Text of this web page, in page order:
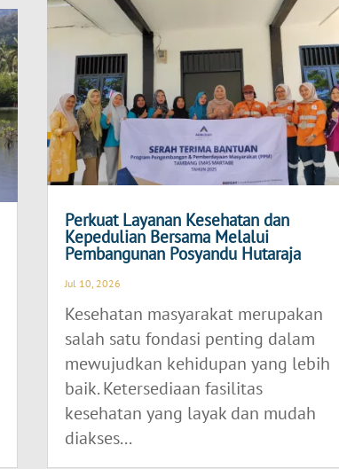
Perkuat Layanan Kesehatan dan
Kepedulian Bersama Melalui
Pembangunan Posyandu Hutaraja
Jul 10, 2026
Kesehatan masyarakat merupakan
salah satu fondasi penting dalam
mewujudkan kehidupan yang lebih
baik. Ketersediaan fasilitas
kesehatan yang layak dan mudah
diakses...